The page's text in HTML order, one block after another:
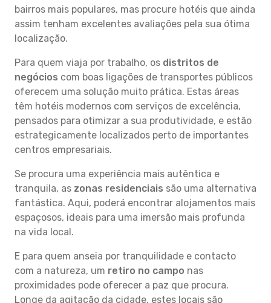
bairros mais populares, mas procure hotéis que ainda
assim tenham excelentes avaliações pela sua ótima
localização.
Para quem viaja por trabalho, os distritos de
negócios com boas ligações de transportes públicos
oferecem uma solução muito prática. Estas áreas
têm hotéis modernos com serviços de excelência,
pensados para otimizar a sua produtividade, e estão
estrategicamente localizados perto de importantes
centros empresariais.
Se procura uma experiência mais autêntica e
tranquila, as zonas residenciais são uma alternativa
fantástica. Aqui, poderá encontrar alojamentos mais
espaçosos, ideais para uma imersão mais profunda
na vida local.
E para quem anseia por tranquilidade e contacto
com a natureza, um retiro no campo nas
proximidades pode oferecer a paz que procura.
Longe da agitação da cidade, estes locais são